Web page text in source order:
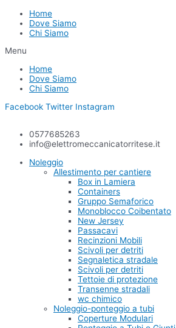
Home
Dove Siamo
Chi Siamo
Menu
Home
Dove Siamo
Chi Siamo
Facebook Twitter Instagram
0577685263
info@elettromeccanicatorritese.it
Noleggio
Allestimento per cantiere
Box in Lamiera
Containers
Gruppo Semaforico
Monoblocco Coibentato
New Jersey
Passacavi
Recinzioni Mobili
Scivoli per detriti
Segnaletica stradale
Scivoli per detriti
Tettoie di protezione
Transenne stradali
wc chimico
Noleggio-ponteggio a tubi
Coperture Modulari